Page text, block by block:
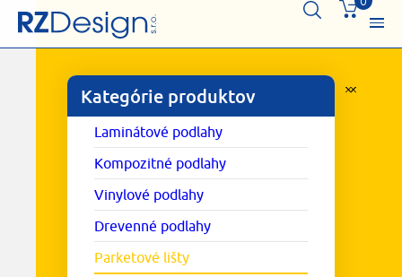
Kategórie produktov
Laminátové podlahy
Kompozitné podlahy
Vinylové podlahy
Drevenné podlahy
Parketové lišty